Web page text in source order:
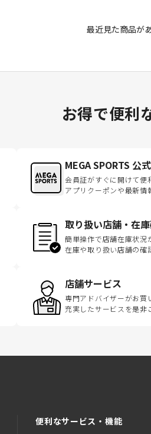
最近見た商品が
お得で便利
MEGA SPORTS 公
会員証がすぐに開けて便
アプリクーポンや最新情
取り扱い店舗・在
簡単操作で店舗在庫状況
在庫や取り扱い店舗の確
店舗サービス
専門アドバイザーがお買
充実したサービスを是非
便利なサービス・機能